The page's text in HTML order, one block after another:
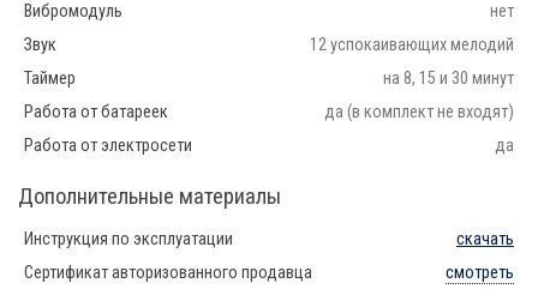
Вибромодуль
нет
Звук
12 успокаивающих мелодий
Таймер
на 8, 15 и 30 минут
Работа от батареек
да (в комплект не входят)
Работа от электросети
да
Дополнительные материалы
Инструкция по эксплуатации
скачать
Сертификат авторизованного продавца
смотреть